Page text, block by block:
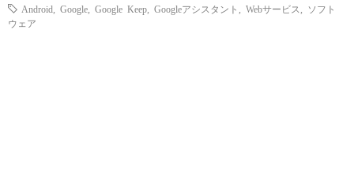
Android
Google Google Keep Googleアシスタント Webサービス
ソフト
ウェア